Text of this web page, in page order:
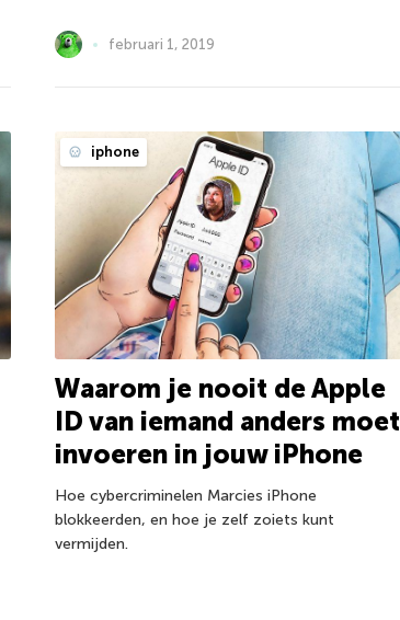
februari 1, 2019
iphone
Waarom je nooit de Apple
ID van iemand anders moet
invoeren in jouw iPhone
Hoe cybercriminelen Marcies iPhone
blokkeerden, en hoe je zelf zoiets kunt
vermijden.